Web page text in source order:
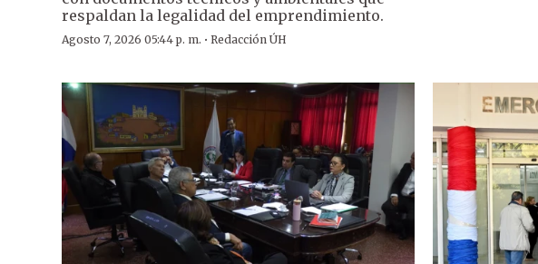
respaldan la legalidad del emprendimiento.
Agosto 7, 2026 05:44 p. m. · Redacción ÚH